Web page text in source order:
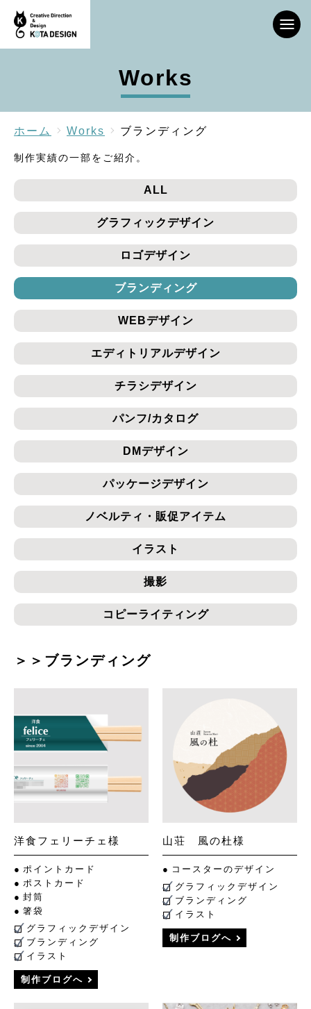
Works
ホーム Works ブランディング
制作実績の一部をご紹介。
ALL
グラフィックデザイン
ロゴデザイン
ブランディング
WEBデザイン
エディトリアルデザイン
チラシデザイン
パンフ/カタログ
DMデザイン
パッケージデザイン
ノベルティ・販促アイテム
イラスト
撮影
コピーライティング
＞＞ブランディング
洋食フェリーチェ様
ポイントカード
ポストカード
封筒
箸袋
グラフィックデザイン
ブランディング
イラスト
制作ブログへ
山荘 風の杜様
コースターのデザイン
グラフィックデザイン
ブランディング
イラスト
制作ブログへ